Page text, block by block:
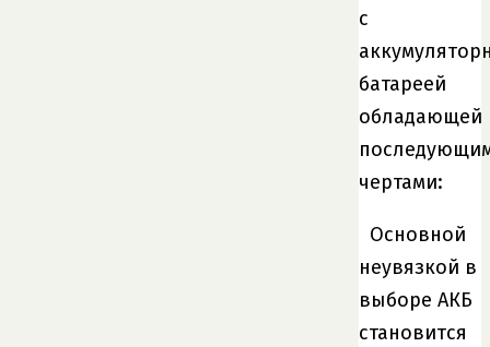
с
батареей
обладающей
чертами:
Основной
неувязкой в
выборе АКБ
становится